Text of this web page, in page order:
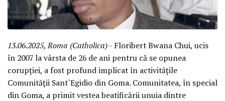
13.06.2025, Roma (Catholica)- Floribert Bwana Chui, ucis
în 2007 la vârsta de 26 de ani pentru că se opunea
corupției, a fost profund implicat în activitățile
Comunității Sant`Egidio din Goma. Comunitatea, în special
din Goma, a primit vestea beatificării unuia dintre